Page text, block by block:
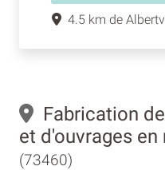
4.5 km de
Fabrication
et d'ouvrages
(73460)